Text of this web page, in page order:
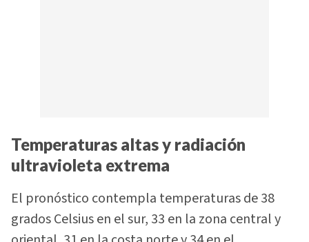
Temperaturas altas y radiación
ultravioleta extrema
El pronóstico contempla temperaturas de 38
grados Celsius en el sur, 33 en la zona central y